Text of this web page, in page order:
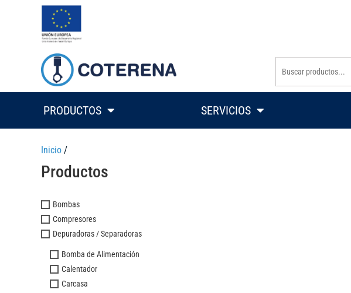
PRODUCTOS SERVICIOS
Inicio /
Productos
Bombas
Compresores
Depuradoras / Separadoras
Bomba de Alimentación
Calentador
Carcasa